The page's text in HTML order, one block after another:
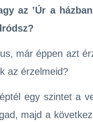
az ’Úr a
már éppen azt
az érzelmeid?
egy szintet a
majd a